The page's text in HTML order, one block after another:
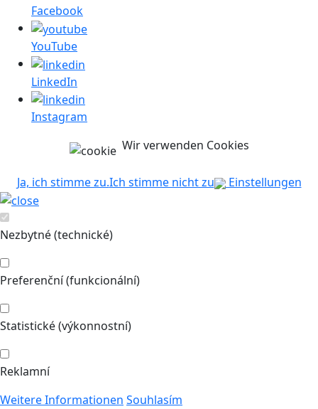
Facebook
YouTube
LinkedIn
Instagram
Wir verwenden Cookies
Ja, ich stimme zu.Ich stimme nicht zu Einstellungen
Nezbytné (technické)
Preferenční (funkcionální)
Statistické (výkonnostní)
Reklamní
Weitere Informationen Souhlasím